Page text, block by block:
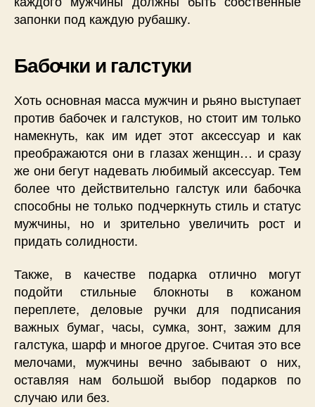
запонки под каждую рубашку.
Бабочки и галстуки
Хоть основная масса мужчин и рьяно выступает
против бабочек и галстуков, но стоит им только
намекнуть, как им идет этот аксессуар и как
преображаются они в глазах женщин… и сразу
же они бегут надевать любимый аксессуар. Тем
более что действительно галстук или бабочка
способны не только подчеркнуть стиль и статус
мужчины, но и зрительно увеличить рост и
придать солидности.
Также, в качестве подарка отлично могут
подойти стильные блокноты в кожаном
переплете, деловые ручки для подписания
важных бумаг, часы, сумка, зонт, зажим для
галстука, шарф и многое другое. Считая это все
мелочами, мужчины вечно забывают о них,
оставляя нам большой выбор подарков по
случаю или без.